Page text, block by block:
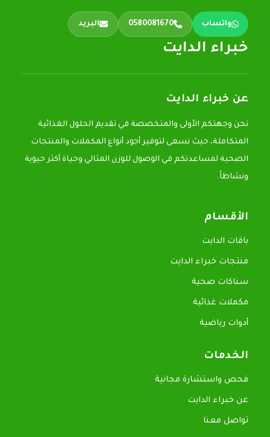
واتساب 0580081670 البريد
خبراء الدايت
عن خبراء الدايت
نحن وجهتكم الأولى والمتخصصة في تقديم الحلول الغذائية
المتكاملة، حيث نسعى لتوفير أجود أنواع المكملات والمنتجات
الصحية لمساعدتكم في الوصول للوزن المثالي وحياة أكثر حيوية
ونشاطاً.
الأقسام
باقات الدايت
منتجات خبراء الدايت
سناكات صحية
مكملات غذائية
أدوات رياضية
الخدمات
فحص واستشارة مجانية
عن خبراء الدايت
تواصل معنا